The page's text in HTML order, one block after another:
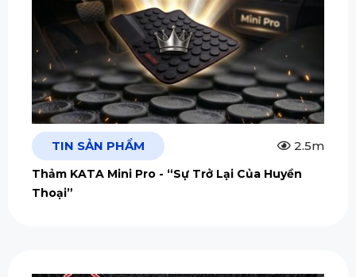
TIN SẢN PHẨM 2.5m
Thảm KATA Mini Pro - “Sự Trở Lại Của Huyền
Thoại”